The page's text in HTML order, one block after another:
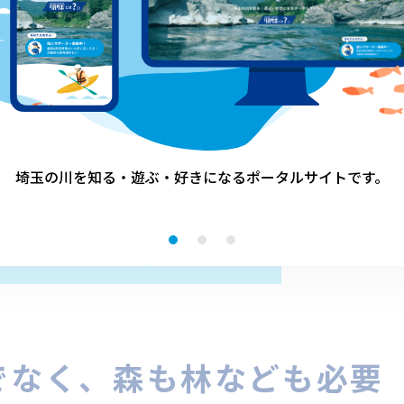
く、森も林なども必要
埼玉の川を知る・遊ぶ・好きになるポータルサイトです。